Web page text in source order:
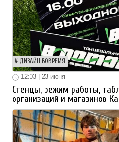
ДИЗАЙН ВОВРЕМЯ
12:03 | 23 июня
Стенды, режим работы,
организаций и магазинов